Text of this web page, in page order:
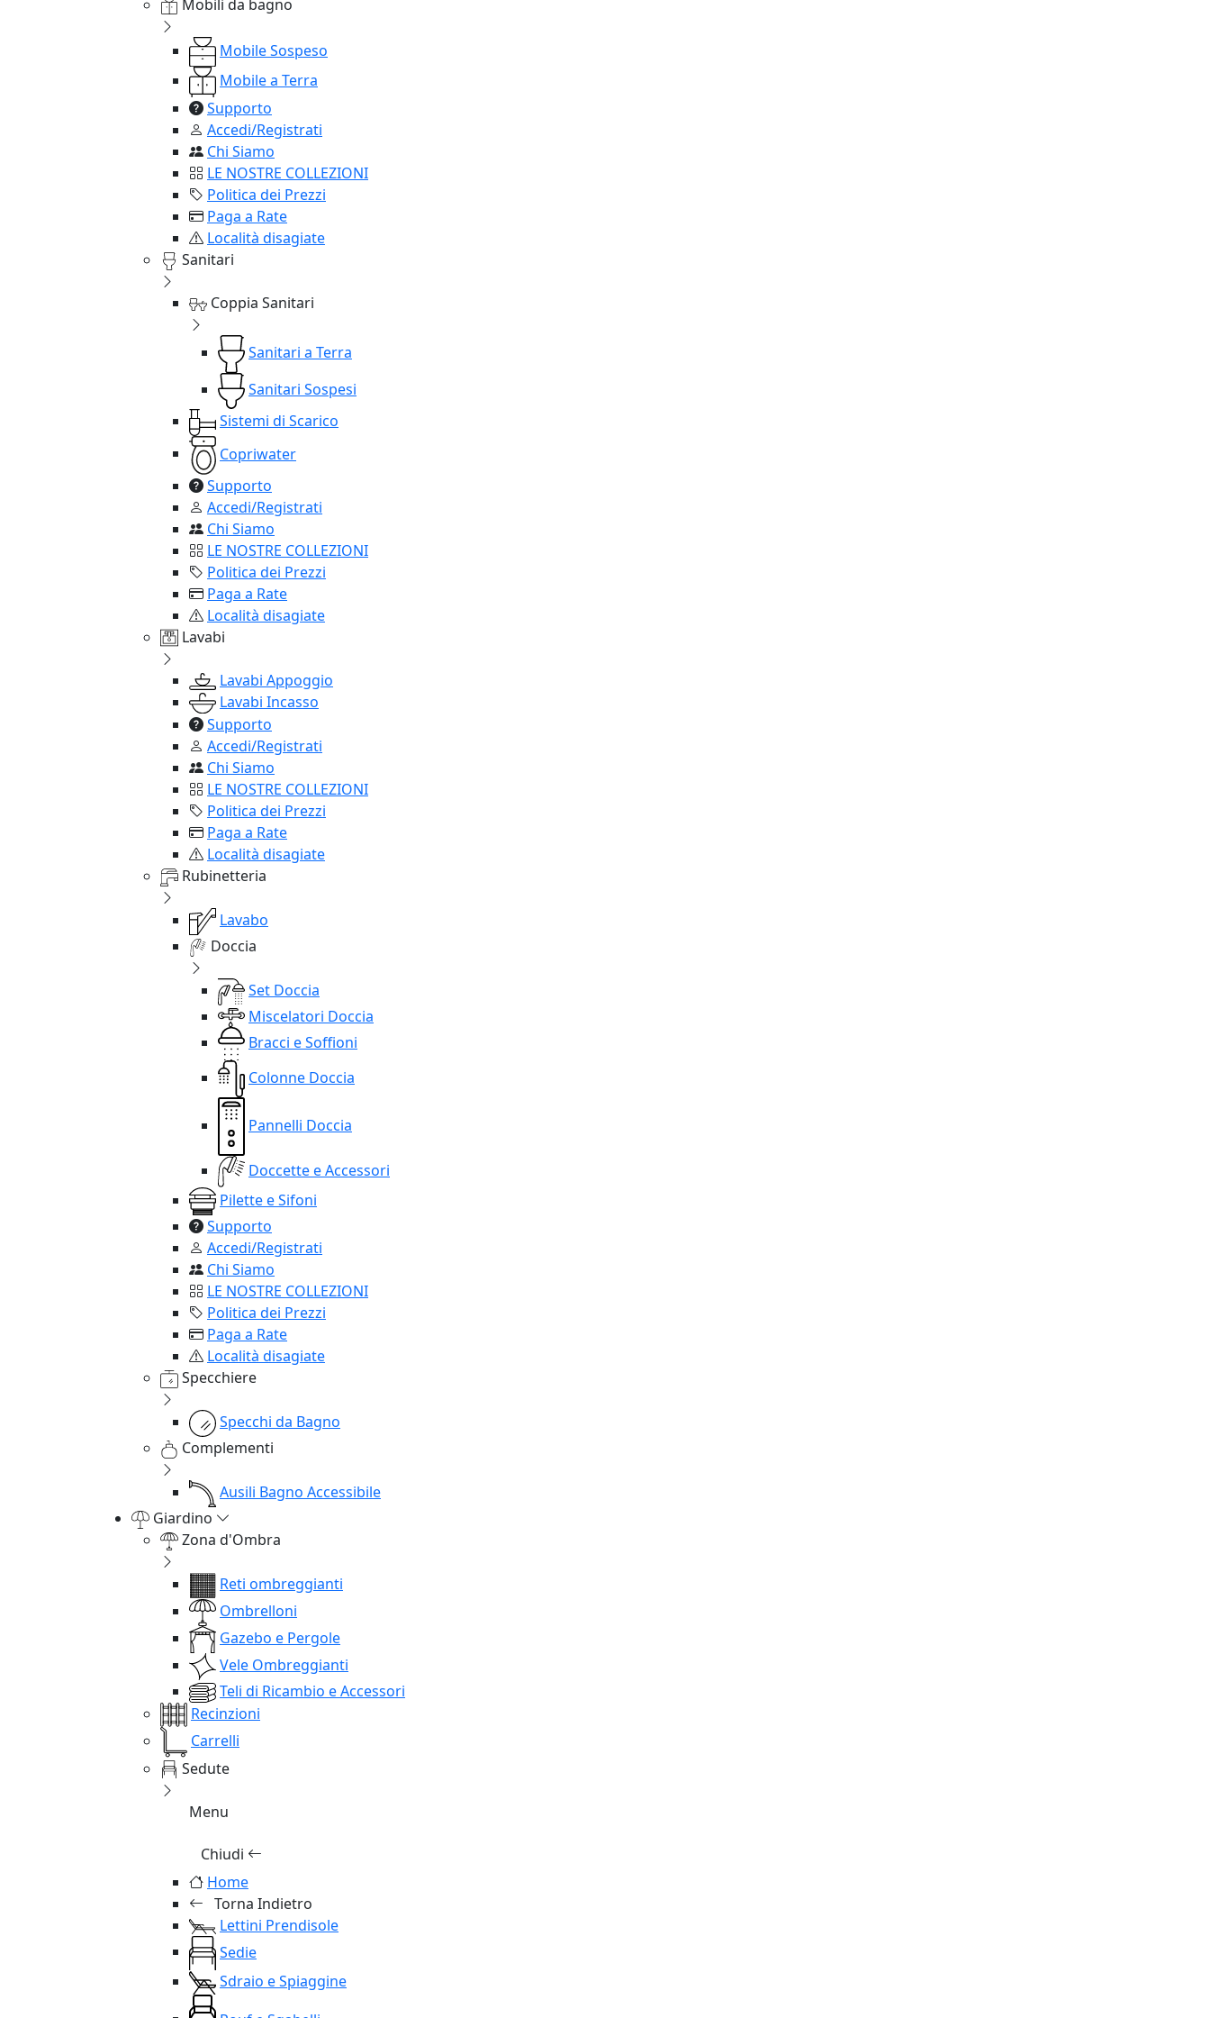
Mobili da bagno
Mobile Sospeso
Mobile a Terra
Supporto
Accedi/Registrati
Chi Siamo
LE NOSTRE COLLEZIONI
Politica dei Prezzi
Paga a Rate
Località disagiate
Sanitari
Coppia Sanitari
Sanitari a Terra
Sanitari Sospesi
Sistemi di Scarico
Copriwater
Supporto
Accedi/Registrati
Chi Siamo
LE NOSTRE COLLEZIONI
Politica dei Prezzi
Paga a Rate
Località disagiate
Lavabi
Lavabi Appoggio
Lavabi Incasso
Supporto
Accedi/Registrati
Chi Siamo
LE NOSTRE COLLEZIONI
Politica dei Prezzi
Paga a Rate
Località disagiate
Rubinetteria
Lavabo
Doccia
Set Doccia
Miscelatori Doccia
Bracci e Soffioni
Colonne Doccia
Pannelli Doccia
Doccette e Accessori
Pilette e Sifoni
Supporto
Accedi/Registrati
Chi Siamo
LE NOSTRE COLLEZIONI
Politica dei Prezzi
Paga a Rate
Località disagiate
Specchiere
Specchi da Bagno
Complementi
Ausili Bagno Accessibile
Giardino
Zona d'Ombra
Reti ombreggianti
Ombrelloni
Gazebo e Pergole
Vele Ombreggianti
Teli di Ricambio e Accessori
Recinzioni
Carrelli
Sedute
Menu
Chiudi
Home
Torna Indietro
Lettini Prendisole
Sedie
Sdraio e Spiaggine